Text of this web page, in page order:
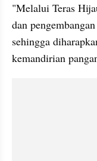
"Melalui Teras
dan
sehingga
kemandirian